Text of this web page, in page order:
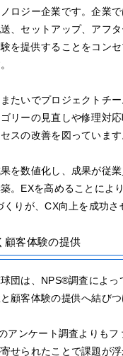
ロジー企業です。企業
、セットアップ、アフ
を提供することをコン
たいでプロジェクトチ
リーの見直しや修理対
スの改善を図っています
を数値化し、成果が従
。EXを高めることによ
りが、CX向上を成功さ
顧客体験の提供
団は、NPS®調査によっ
顧客体験の提供へ結びつ
アンケート調査よりもフ
せられたことで課題が